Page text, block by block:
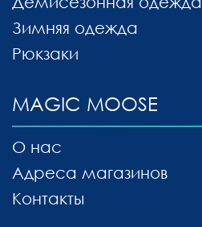
MAGIC MOOSE
О нас
Адреса магазинов
Контакты
Зимняя одежда
Рюкзаки